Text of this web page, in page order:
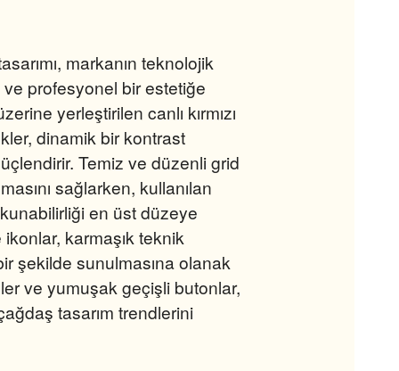
markanın teknolojik
profesyonel bir estetiğe
yerleştirilen canlı kırmızı
dinamik bir kontrast
Temiz ve düzenli grid
sağlarken, kullanılan
en üst düzeye
ikonlar, karmaşık teknik
şekilde sunulmasına olanak
ve yumuşak geçişli butonlar,
tasarım trendlerini